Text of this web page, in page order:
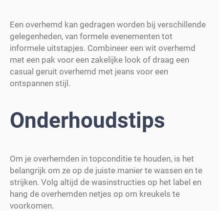
Een overhemd kan gedragen worden bij verschillende
gelegenheden, van formele evenementen tot
informele uitstapjes. Combineer een wit overhemd
met een pak voor een zakelijke look of draag een
casual geruit overhemd met jeans voor een
ontspannen stijl.
Onderhoudstips
Om je overhemden in topconditie te houden, is het
belangrijk om ze op de juiste manier te wassen en te
strijken. Volg altijd de wasinstructies op het label en
hang de overhemden netjes op om kreukels te
voorkomen.